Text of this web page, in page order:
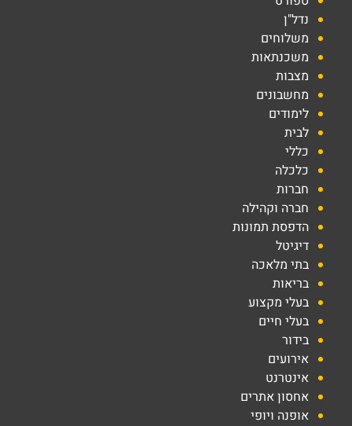
נדל"ן
משלוחים
משכנתאות
מצבות
מחשבונים
לימודים
לבית
כללי
כלכלה
חברות
חברה וקהילה
הדפסת תמונות
דיגיטל
בתי מלאכה
בריאות
בעלי מקצוע
בעלי חיים
בידור
אירועים
אינטרנט
אחסון אתרים
אופנה ויופי